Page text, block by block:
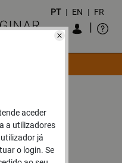
|
PT | EN | FR